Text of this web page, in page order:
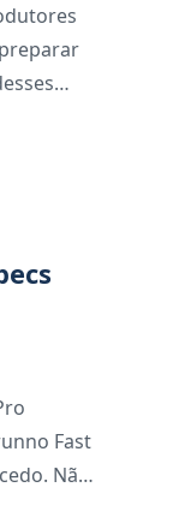
Fast
Não